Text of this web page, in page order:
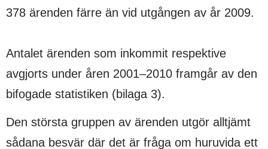
378 ärenden färre än vid utgången av år 2009.
Antalet ärenden som inkommit respektive
avgjorts under åren 2001–2010 framgår av den
bifogade statistiken (bilaga 3).
Den största gruppen av ärenden utgör alltjämt
sådana besvär där det är fråga om huruvida ett